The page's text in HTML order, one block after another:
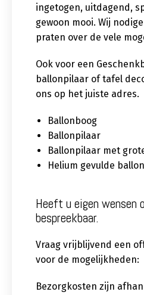
ingetogen, uitdagend,
gewoon mooi. Wij
praten over de vele
Ook voor een
ballonpilaar of tafel
ons op het juiste adres.
Ballonboog
Ballonpilaar
Ballonpilaar met
Helium gevulde
Heeft u eigen wensen
bespreekbaar.
Vraag vrijblijvend een
voor de mogelijkheden:
Bezorgkosten zijn